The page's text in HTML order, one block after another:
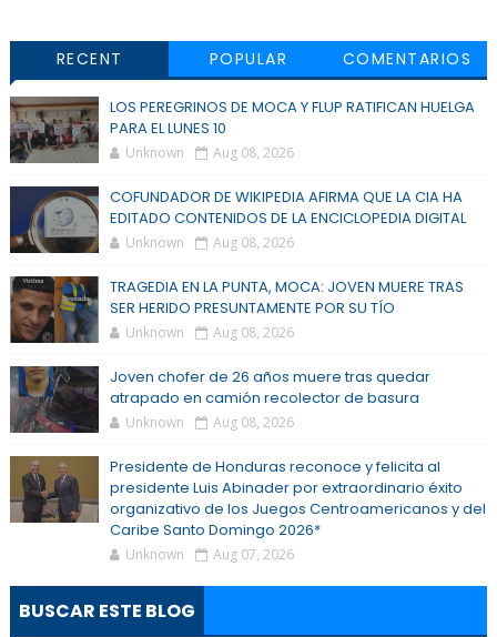
RECENT POPULAR COMENTARIOS
LOS PEREGRINOS DE MOCA Y FLUP RATIFICAN HUELGA
PARA EL LUNES 10
Unknown Aug 08, 2026
COFUNDADOR DE WIKIPEDIA AFIRMA QUE LA CIA HA
EDITADO CONTENIDOS DE LA ENCICLOPEDIA DIGITAL
Unknown Aug 08, 2026
TRAGEDIA EN LA PUNTA, MOCA: JOVEN MUERE TRAS
SER HERIDO PRESUNTAMENTE POR SU TÍO
Unknown Aug 08, 2026
Joven chofer de 26 años muere tras quedar
atrapado en camión recolector de basura
Unknown Aug 08, 2026
Presidente de Honduras reconoce y felicita al
presidente Luis Abinader por extraordinario éxito
organizativo de los Juegos Centroamericanos y del
Caribe Santo Domingo 2026*
Unknown Aug 07, 2026
BUSCAR ESTE BLOG